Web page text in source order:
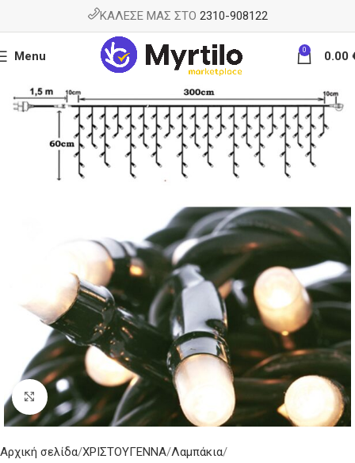
ΚΑΛΕΣΕ ΜΑΣ ΣΤΟ 2310-908122
Menu 0 0.00
Κάντε κλικ για μεγέθυνση
Αρχική σελίδα ΧΡΙΣΤΟΥΓΕΝΝΑ Λαμπάκια